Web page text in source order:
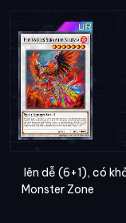
lên dễ (6+1), có
Monster Zone